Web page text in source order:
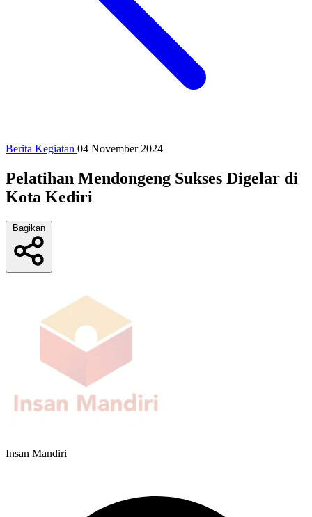
Berita Kegiatan 04 November 2024
Pelatihan Mendongeng Sukses Digelar di
Kota Kediri
Bagikan
Insan Mandiri